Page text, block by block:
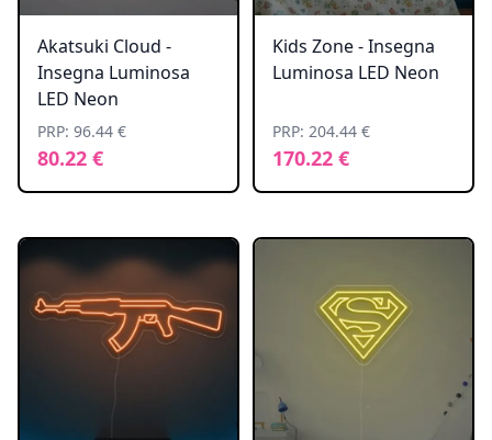
Akatsuki Cloud -
Insegna Luminosa
LED Neon
PRP: 96.44 €
80.22 €
Kids Zone - Insegna
Luminosa LED Neon
PRP: 204.44 €
170.22 €